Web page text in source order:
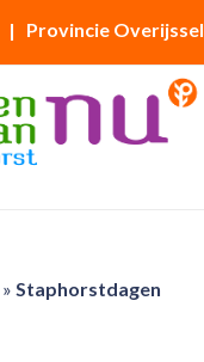
| Provincie Overijssel
» Staphorstdagen